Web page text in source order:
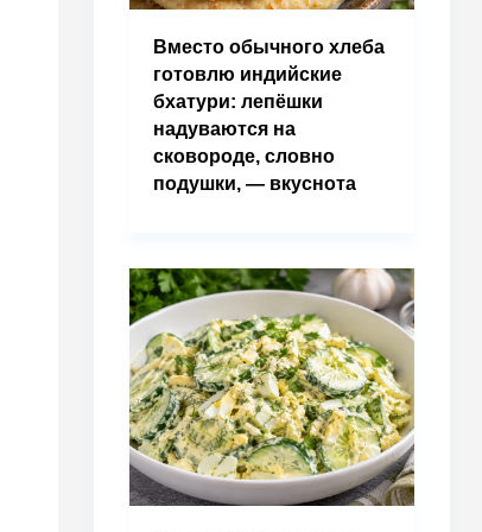
Вместо обычного хлеба
готовлю индийские
бхатури: лепёшки
надуваются на
сковороде, словно
подушки, — вкуснота